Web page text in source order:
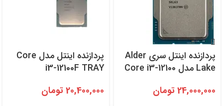
پردازنده اینتل سری Alder
Lake مدل Core i3-12100
24,000,000تومان
پردازنده اینتل مدل Core
i3-12100F TRAY
20,400,000تومان